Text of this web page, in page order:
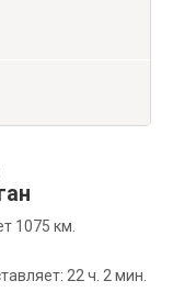
1075 км.
22 ч. 2 мин.